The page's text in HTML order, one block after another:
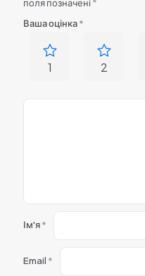
поля позначені *
Ваша оцінка*
1 2
Ім'я*
Email *